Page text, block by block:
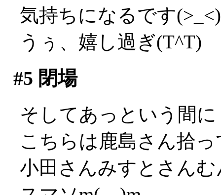
気持ちになるです(>_<)
うぅ、嬉し過ぎ(T^T)
#5 閉場
そしてあっという間
こちらは鹿島さん拾
小田さんみすとさん